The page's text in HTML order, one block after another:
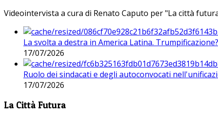
Videointervista a cura di Renato Caputo per "La città
La svolta a destra in America Latina. Trumpificazione?
17/07/2026
Ruolo dei sindacati e degli autoconvocati
17/07/2026
La Città Futura